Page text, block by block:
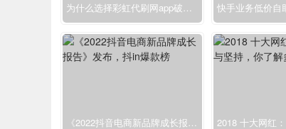
为什么选择彩虹代刷网app破解版？
《2022抖音电商新品牌成长报告》发布，抖in爆款榜